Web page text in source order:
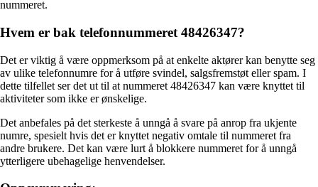
nummeret.
Hvem er bak telefonnummeret 48426347?
Det er viktig å være oppmerksom på at enkelte aktører kan benytte seg
av ulike telefonnumre for å utføre svindel, salgsfremstøt eller spam. I
dette tilfellet ser det ut til at nummeret 48426347 kan være knyttet til
aktiviteter som ikke er ønskelige.
Det anbefales på det sterkeste å unngå å svare på anrop fra ukjente
numre, spesielt hvis det er knyttet negativ omtale til nummeret fra
andre brukere. Det kan være lurt å blokkere nummeret for å unngå
ytterligere ubehagelige henvendelser.